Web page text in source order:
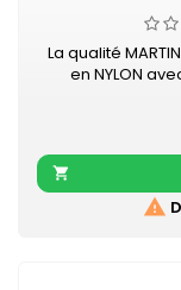
La qualité
en NYLON
pour
laquée noire
pelage. Existe

